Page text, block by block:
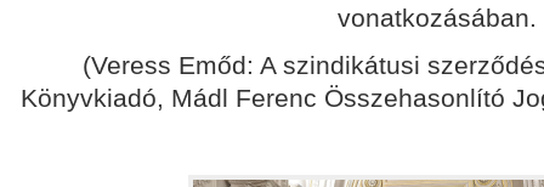
vonatkozásában.
(Veress Emőd: A szindikátusi
Könyvkiadó, Mádl Ferenc Összehasonlító